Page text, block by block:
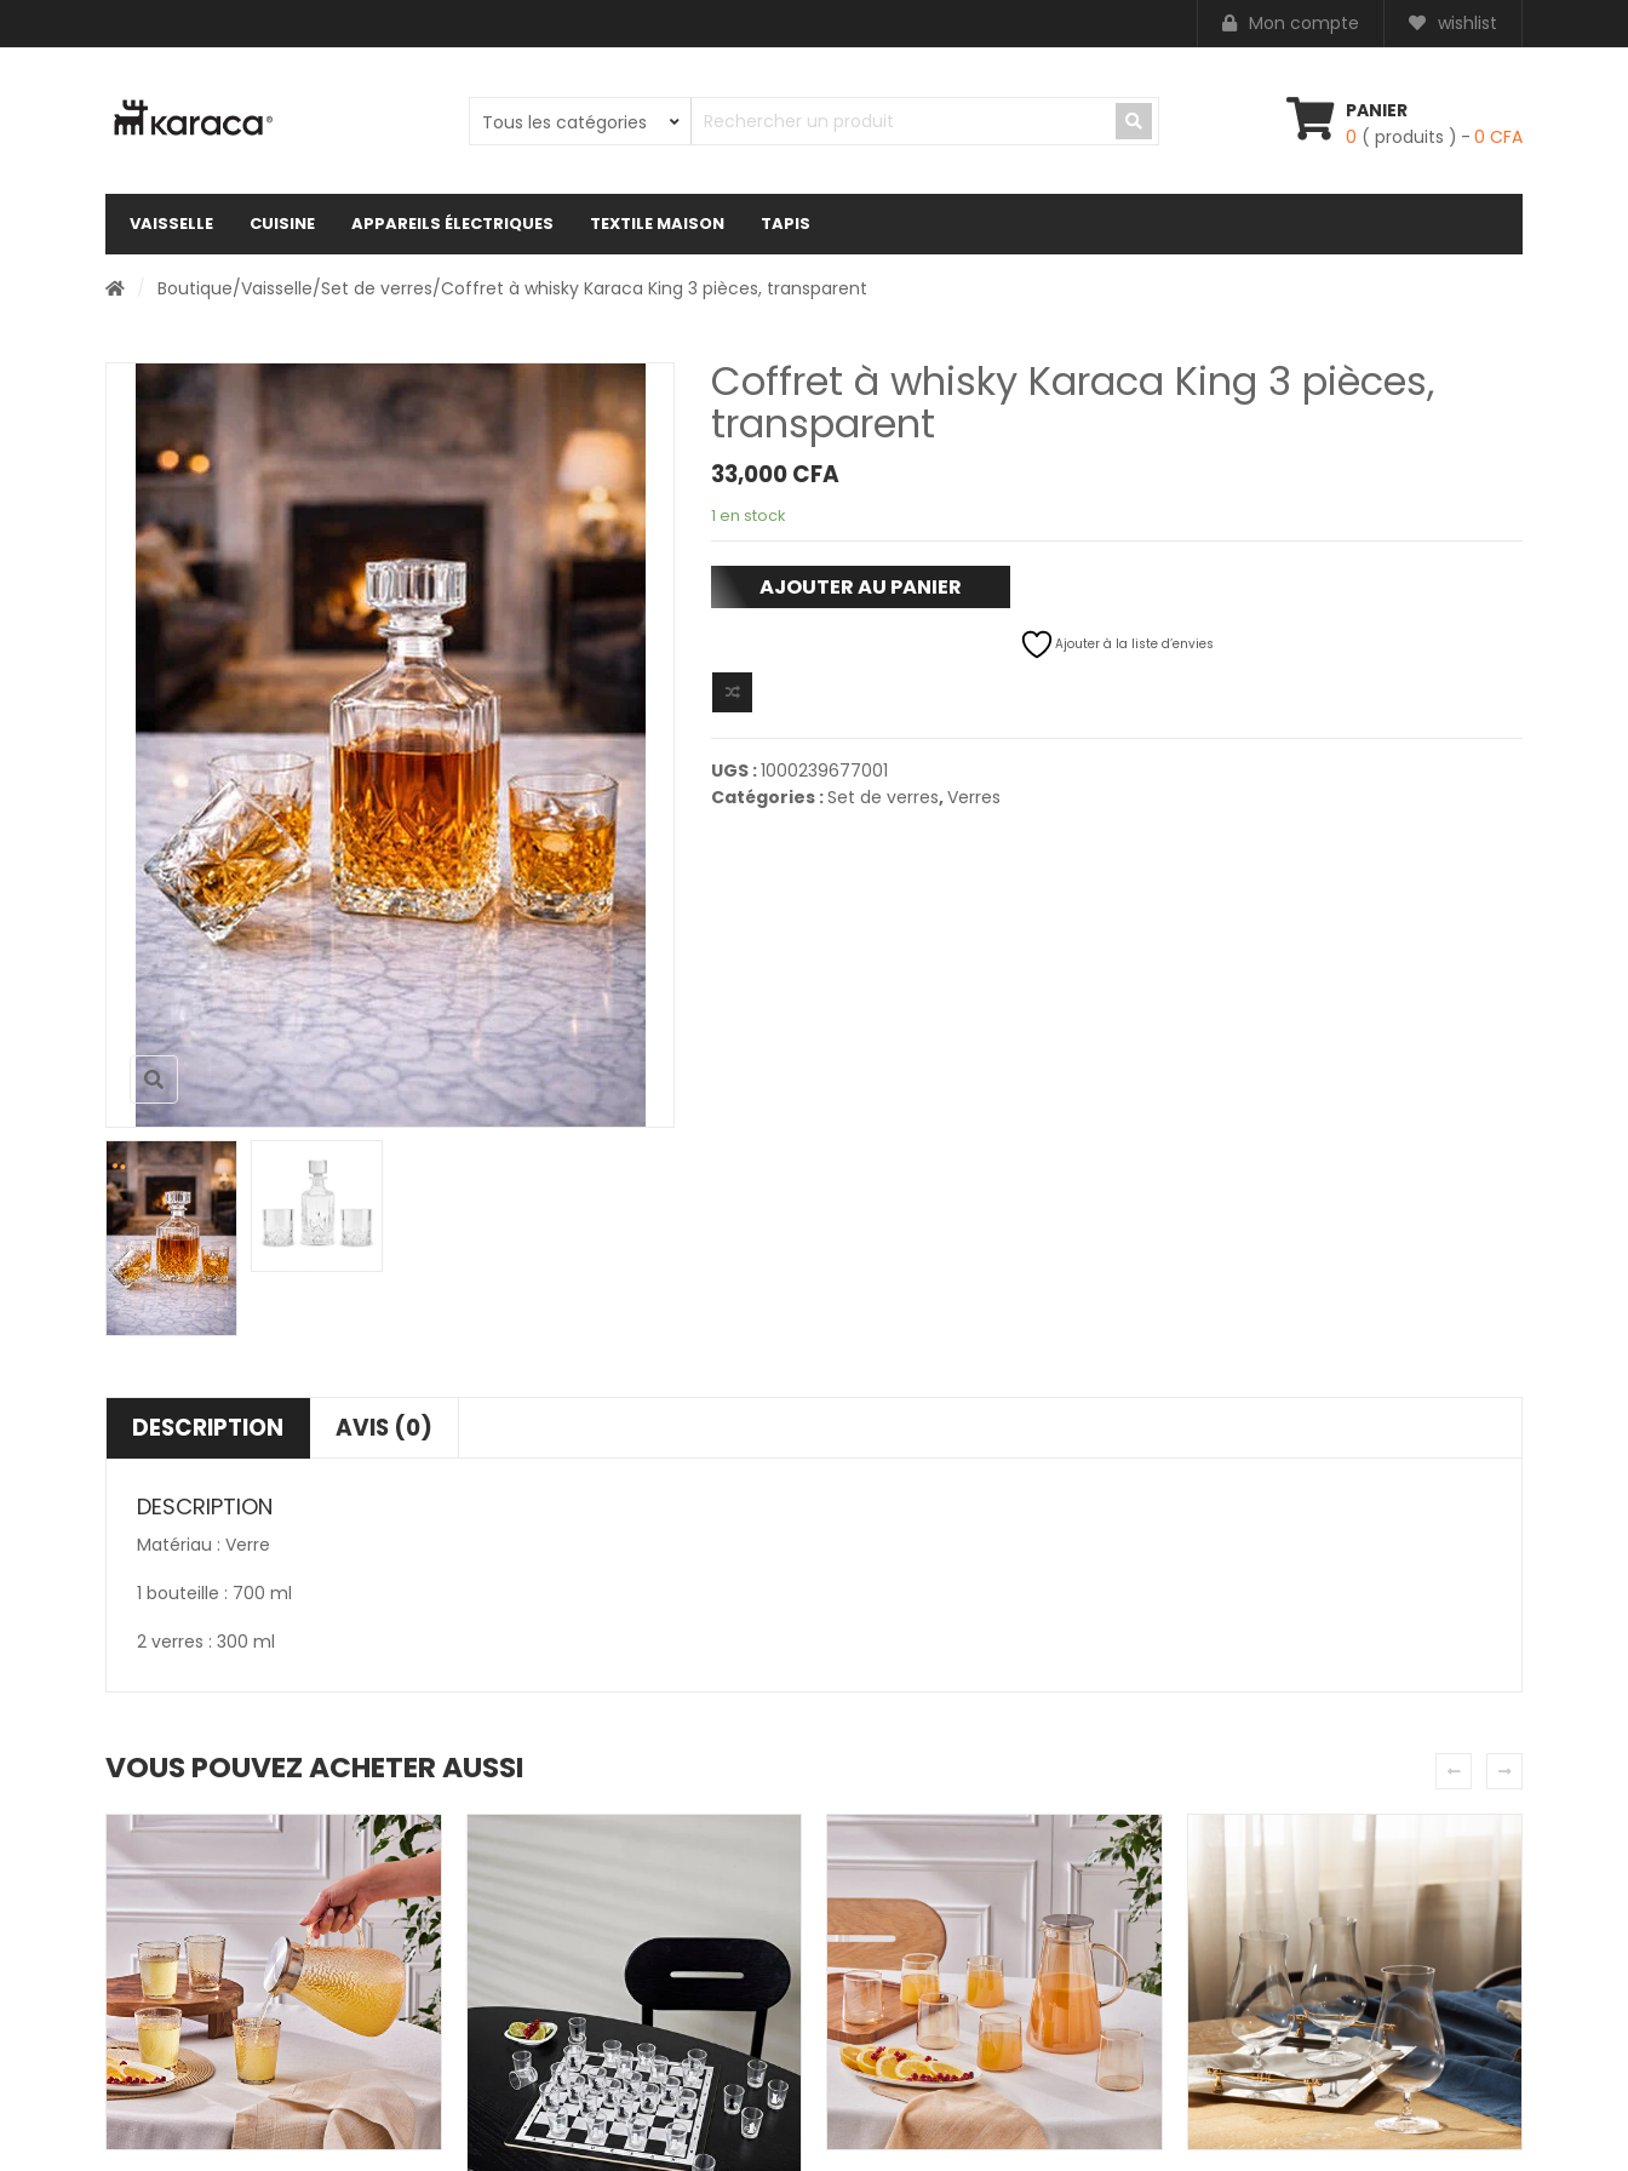
Mon compte wishlist
PANIER
0 ( produits ) 0 CFA
VAISSELLE CUISINE APPAREILS ÉLECTRIQUES TEXTILE MAISON TAPIS
Boutique/Vaisselle/Set de verres/Coffret à whisky Karaca King 3 pièces, transparent
Coffret à whisky Karaca King 3 pièces,
transparent
33,000CFA
1 en stock
AJOUTER AU PANIER
Ajouter à la liste d’envies
UGS :1000239677001
Catégories :Set de verres,Verres
DESCRIPTION AVIS (0)
DESCRIPTION
Matériau : Verre
1 bouteille : 700 ml
2 verres : 300 ml
VOUS POUVEZ ACHETER AUSSI
AJOUTER AU PANIER AJOUTER AU PANIER LIRE LA SUITE
PROMO !